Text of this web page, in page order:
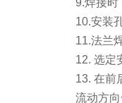
9.焊接时
10.安装
11.法兰
12. 选定
13. 在前
流动方